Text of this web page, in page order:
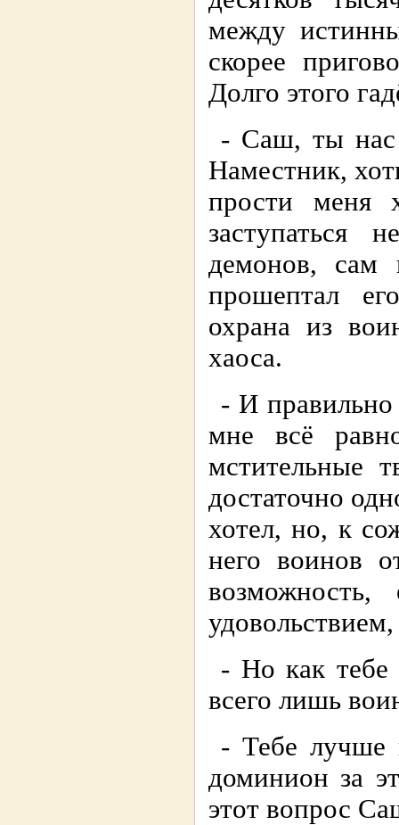
между
скорее
Долго этого
- Саш, ты нас
Наместник,
прости меня
заступаться
демонов, сам
прошептал
охрана из
хаоса.
- И правильно
мне всё
мстительные
достаточно
хотел, но, к
него воинов
- Но как
всего лишь
- Тебе лучше
доминион за
этот вопрос